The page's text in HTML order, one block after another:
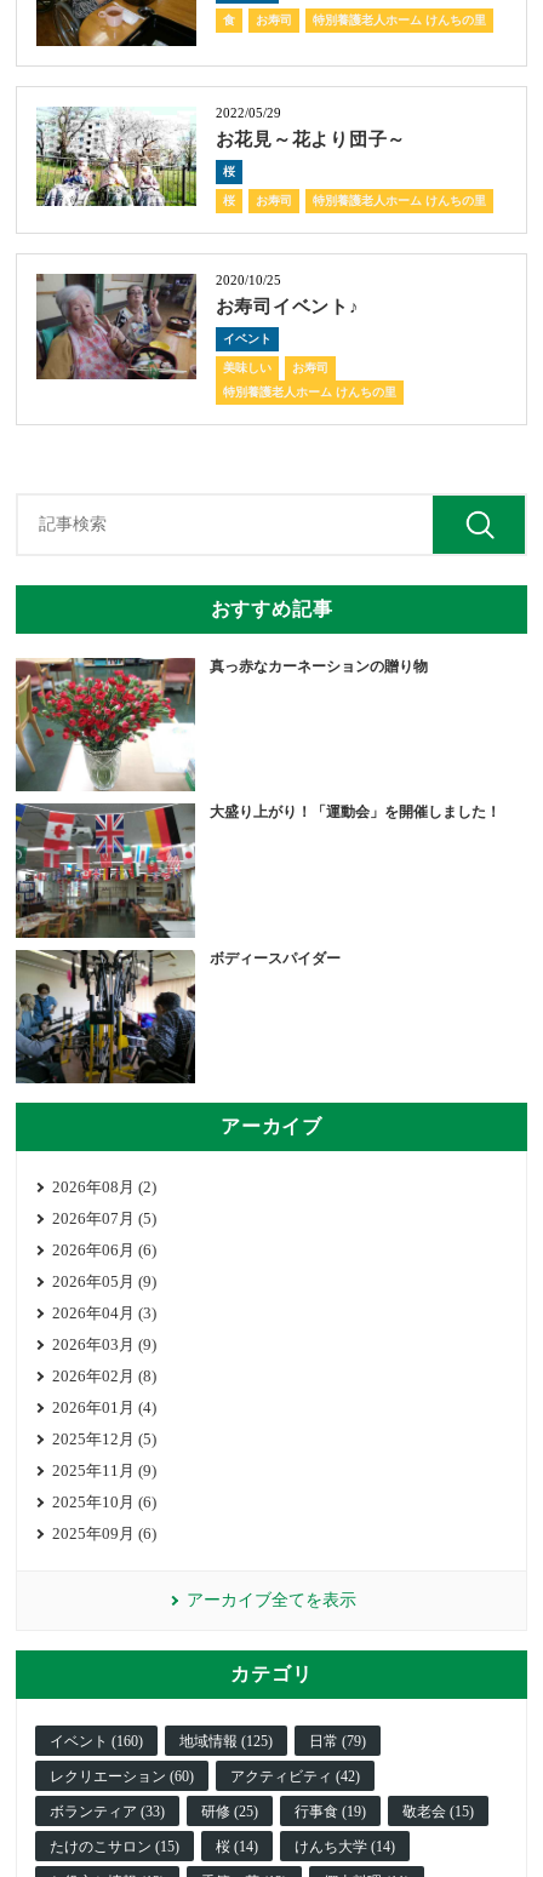
食 お寿司 特別養護老人ホーム けんちの里
2022/05/29
お花見～花より団子～
桜
桜 お寿司 特別養護老人ホーム けんちの里
2020/10/25
お寿司イベント♪
イベント
美味しい
お寿司
特別養護老人ホーム けんちの里
おすすめ記事
真っ赤なカーネーションの贈り物
大盛り上がり！「運動会」を開催しました！
ボディースパイダー
アーカイブ
2026年08月 (2)
2026年07月 (5)
2026年06月 (6)
2026年05月 (9)
2026年04月 (3)
2026年03月 (9)
2026年02月 (8)
2026年01月 (4)
2025年12月 (5)
2025年11月 (9)
2025年10月 (6)
2025年09月 (6)
アーカイブ全てを表示
カテゴリ
イベント (160) 地域情報 (125) 日常 (79)
レクリエーション (60) アクティビティ (42)
ボランティア (33) 研修 (25) 行事食 (19) 敬老会 (15)
たけのこサロン (15) 桜 (14) けんち大学 (14)